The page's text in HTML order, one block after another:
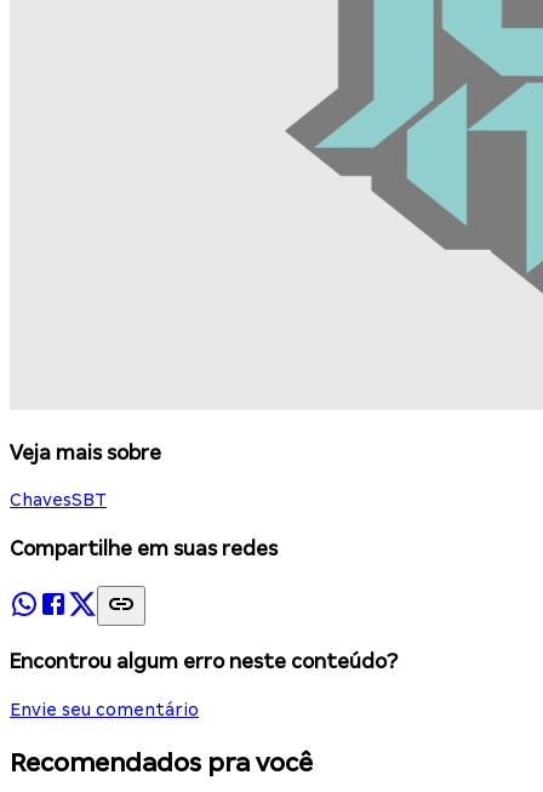
Veja mais sobre
ChavesSBT
Compartilhe em suas redes
Encontrou algum erro neste conteúdo?
Envie seu comentário
Recomendados pra você